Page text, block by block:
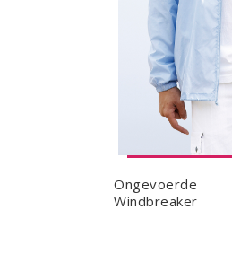
Ongevoerde
Windbreaker